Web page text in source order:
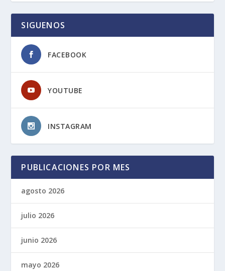
SIGUENOS
FACEBOOK
YOUTUBE
INSTAGRAM
PUBLICACIONES POR MES
agosto 2026
julio 2026
junio 2026
mayo 2026